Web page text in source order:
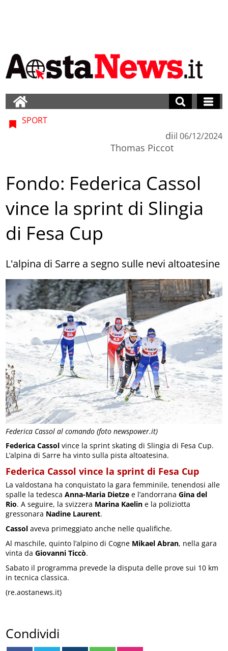
Federica Cassol al comando (foto newspower.it)
SPORT
di
Thomas Piccot
il 06/12/2024
Fondo: Federica Cassol
vince la sprint di Slingia
di Fesa Cup
L'alpina di Sarre a segno sulle nevi altoatesine
Federica Cassol vince la sprint skating di Slingia di Fesa Cup.
L’alpina di Sarre ha vinto sulla pista altoatesina.
Federica Cassol vince la sprint di Fesa Cup
La valdostana ha conquistato la gara femminile, tenendosi alle
spalle la tedescaAnna-Maria Dietze e l’andorranaGina del
Rio. A seguire, la svizzera Marina Kaelin e la poliziotta
gressonara Nadine Laurent.
Cassol aveva primeggiato anche nelle qualifiche.
Al maschile, quinto l’alpino di Cogne Mikael Abran, nella gara
vinta daGiovanni Ticcò.
Sabato il programma prevede la disputa delle prove sui 10 km
in tecnica classica.
(re.aostanews.it)
Condividi